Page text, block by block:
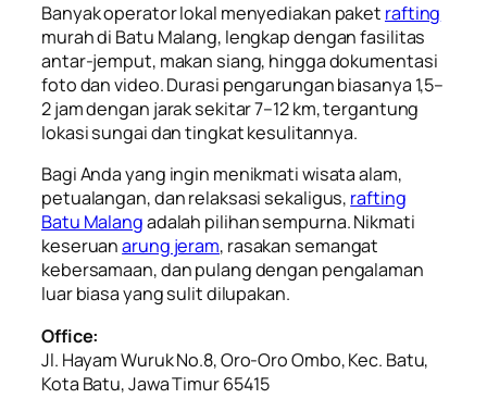
Banyak operator lokal menyediakan paket rafting
murah di Batu Malang, lengkap dengan fasilitas
antar-jemput, makan siang, hingga dokumentasi
foto dan video. Durasi pengarungan biasanya 1,5–
2 jam dengan jarak sekitar 7–12 km, tergantung
lokasi sungai dan tingkat kesulitannya.
Bagi Anda yang ingin menikmati wisata alam,
petualangan, dan relaksasi sekaligus, rafting
Batu Malangadalah pilihan sempurna. Nikmati
keseruanarung jeram, rasakan semangat
kebersamaan, dan pulang dengan pengalaman
luar biasa yang sulit dilupakan.
Office:
Jl. Hayam Wuruk No.8, Oro-Oro Ombo, Kec. Batu,
Kota Batu, Jawa Timur 65415